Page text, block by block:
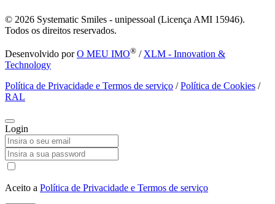
© 2026 Systematic Smiles - unipessoal (Licença AMI 15946).
Todos os direitos reservados.
Desenvolvido porO MEU IMO® / XLM - Innovation &
Technology
Política de Privacidade e Termos de serviço /Política de Cookies /
RAL
Login
Aceito a Política de Privacidade e Termos de serviço